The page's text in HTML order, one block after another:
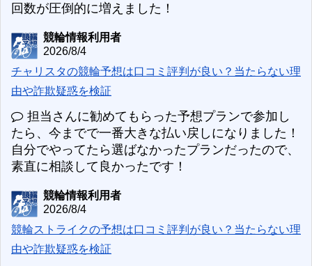
回数が圧倒的に増えました！
競輪情報利用者
2026/8/4
チャリスタの競輪予想は口コミ評判が良い？当たらない理
由や詐欺疑惑を検証
担当さんに勧めてもらった予想プランで参加し
たら、今までで一番大きな払い戻しになりました！
自分でやってたら選ばなかったプランだったので、
素直に相談して良かったです！
競輪情報利用者
2026/8/4
競輪ストライクの予想は口コミ評判が良い？当たらない理
由や詐欺疑惑を検証